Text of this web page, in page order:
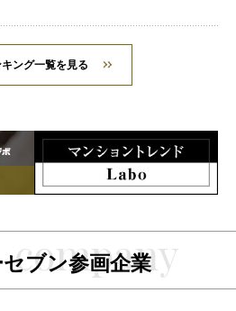
キング一覧を見る
ブン参画企業